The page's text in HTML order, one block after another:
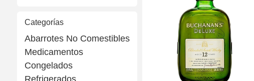
Categorías
Abarrotes No Comestibles
Medicamentos
Congelados
Refrigerados